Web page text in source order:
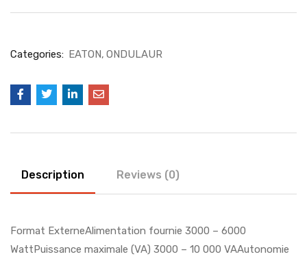
Categories: EATON ONDULAUR
Description Reviews (0)
Format ExterneAlimentation fournie 3000 – 6000
WattPuissance maximale (VA) 3000 – 10 000 VAAutonomie